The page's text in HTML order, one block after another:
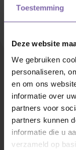
Toestemming
Deze website
We gebruiken
personaliseren,
en om ons
informatie over
partners voor
partners kunnen
informatie die u
verzameld op
Bolvorm